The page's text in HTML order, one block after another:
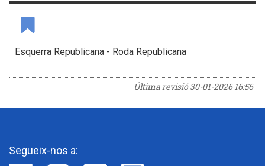
Esquerra Republicana - Roda Republicana
Última revisió30-01-2026 16:56
Segueix-nos a: